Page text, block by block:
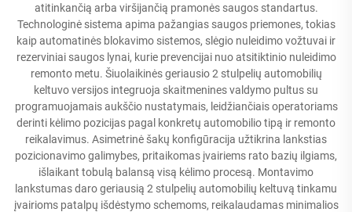
atitinkančią arba viršijančią pramonės saugos standartus.
Technologinė sistema apima pažangias saugos priemones, tokias
kaip automatinės blokavimo sistemos, slėgio nuleidimo vožtuvai ir
rezerviniai saugos lynai, kurie prevencijai nuo atsitiktinio nuleidimo
remonto metu. Šiuolaikinės geriausio 2 stulpelių automobilių
keltuvo versijos integruoja skaitmenines valdymo pultus su
programuojamais aukščio nustatymais, leidžiančiais operatoriams
derinti kėlimo pozicijas pagal konkretų automobilio tipą ir remonto
reikalavimus. Asimetrinė šakų konfigūracija užtikrina lankstias
pozicionavimo galimybes, pritaikomas įvairiems rato bazių ilgiams,
išlaikant tobulą balansą visą kėlimo procesą. Montavimo
lankstumas daro geriausią 2 stulpelių automobilių keltuvą tinkamu
įvairioms patalpų išdėstymo schemoms, reikalaudamas minimalios